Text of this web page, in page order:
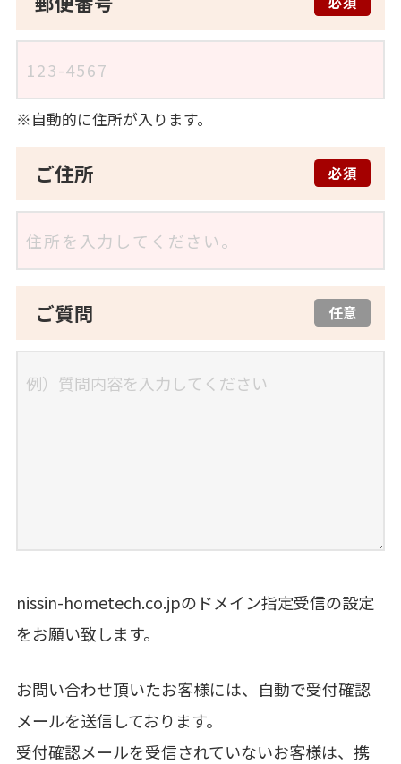
自動的に住所が入ります。
ご住所 必須
ご質問 任意
nissin-hometech.co.jpのドメイン指定受信の設定
をお願い致します。
お問い合わせ頂いたお客様には、自動で受付確認
メールを送信しております。
受付確認メールを受信されていないお客様は、携